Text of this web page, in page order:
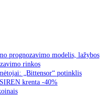
prognozavimo modelis, lažybos
rinkos
„Bittensor“ potinklis
krenta -40%